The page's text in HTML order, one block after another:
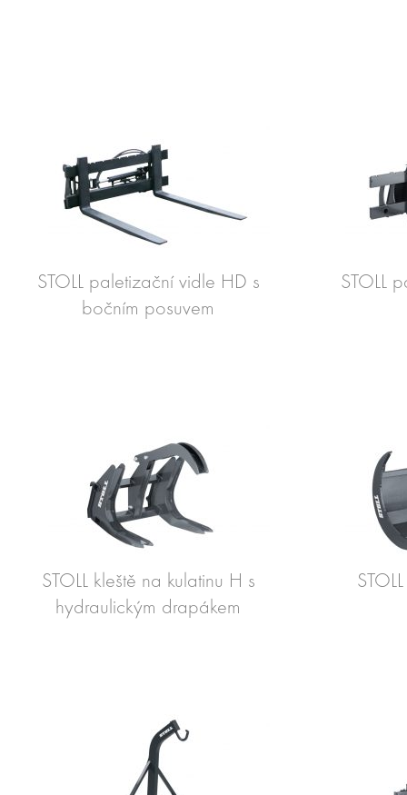
STOLL paletizační vidle HD s
bočním posuvem
STOLL
STOLL kleště na kulatinu H s
hydraulickým drapákem